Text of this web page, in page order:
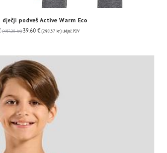
podveš Active Warm Eco
(497.28 kn) 39.60 € (298.37 kn) uključ. PDV